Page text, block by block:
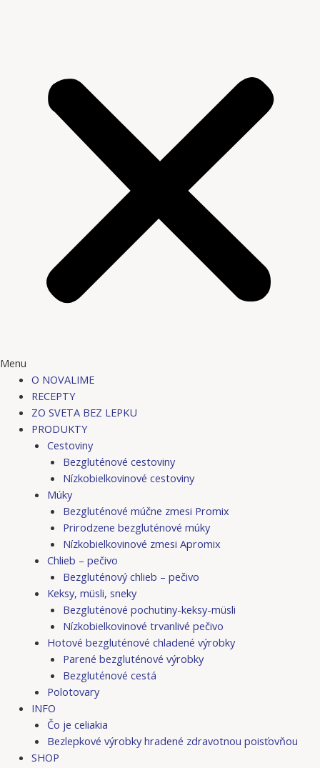
Menu
O NOVALIME
RECEPTY
ZO SVETA BEZ LEPKU
PRODUKTY
Cestoviny
Bezgluténové cestoviny
Nízkobielkovinové cestoviny
Múky
Bezgluténové múčne zmesi Promix
Prirodzene bezgluténové múky
Nízkobielkovinové zmesi Apromix
Chlieb – pečivo
Bezgluténový chlieb – pečivo
Keksy, müsli, sneky
Bezgluténové pochutiny-keksy-müsli
Nízkobielkovinové trvanlivé pečivo
Hotové bezgluténové chladené výrobky
Parené bezgluténové výrobky
Bezgluténové cestá
Polotovary
INFO
Čo je celiakia
Bezlepkové výrobky hradené zdravotnou poisťovňou
SHOP